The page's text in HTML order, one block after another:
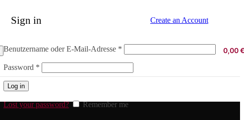
Sign in Create an Account
Benutzername oder E-Mail-Adresse *
Password *
Log in
Lost your password? Remember me
0,00